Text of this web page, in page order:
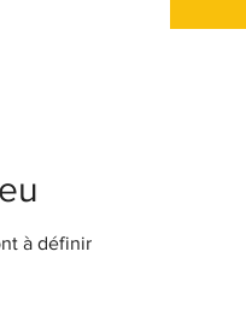
à définir